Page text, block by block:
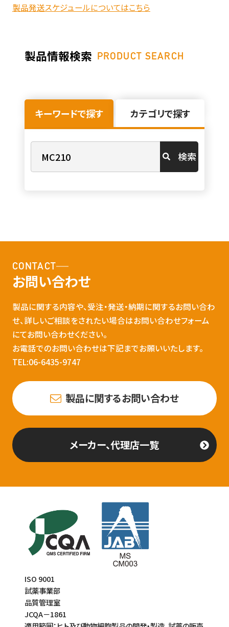
製品発送スケジュールについてはこちら
製品情報検索 PRODUCT SEARCH
キーワードで探す カテゴリで探す
検索
CONTACT
お問い合わせ
製品に関する内容や、受注・発送・納期に関するお問い合わ
せ、詳しいご相談をされたい場合はお問い合わせフォーム
にてお問い合わせください。
お電話でのお問い合わせは下記までお願いいたします。
TEL:06-6435-9747
製品に関するお問い合わせ
メーカー、代理店一覧
ISO 9001
試薬事業部
品質管理室
JCQA－1861